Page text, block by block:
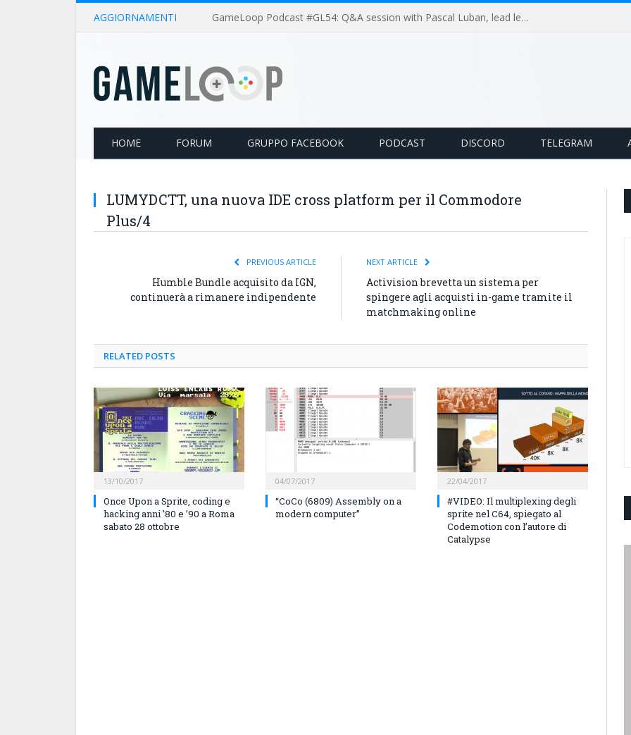
AGGIORNAMENTI GameLoop Podcast #GL54: Q&A session with Pascal Luban, lead level designer on Splinter Cell multiplayer games
HOME FORUM GRUPPO FACEBOOK PODCAST DISCORD TELEGRAM
LUMYDCTT, una nuova IDE cross platform per il Commodore
Plus/4
PREVIOUS ARTICLE
Humble Bundle acquisito da IGN,
continuerà a rimanere indipendente
NEXT ARTICLE
Activision brevetta un sistema per
spingere agli acquisti in-game tramite il
matchmaking online
RELATED POSTS
13/10/2017
Once Upon a Sprite, coding e
hacking anni ’80 e ’90 a Roma
sabato 28 ottobre
04/07/2017
“CoCo (6809) Assembly on a
modern computer”
22/04/2017
#VIDEO: Il multiplexing degli
sprite nel C64, spiegato al
Codemotion con l’autore di
Catalypse